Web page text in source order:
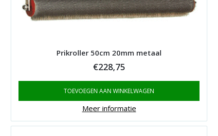
Prikroller 50cm 20mm metaal
€228,75
TOEVOEGEN AAN WINKELWAGEN
Meer informatie